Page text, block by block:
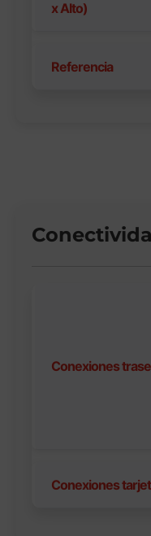
x Alto)
Referencia
Conexiones
Conexiones